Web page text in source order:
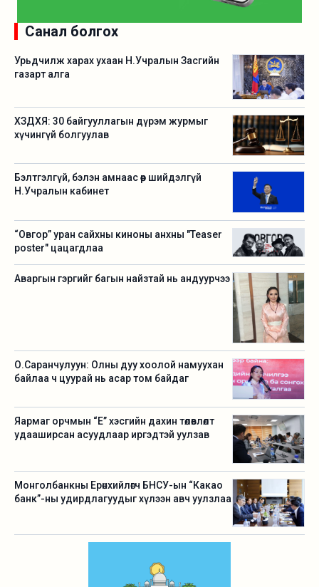
Санал болгох
Урьдчилж харах ухаан Н.Учралын Засгийн
газарт алга
ХЗДХЯ: 30 байгууллагын дүрэм журмыг
хүчингүй болгуулав
Бэлтгэлгүй, бэлэн амнаас өөр шийдэлгүй
Н.Учралын кабинет
“Овгор” уран сайхны киноны анхны "Teaser
poster" цацагдлаа
Аваргын гэргийг багын найзтай нь андуурчээ
О.Саранчулуун: Олны дуу хоолой намуухан
байлаа ч цуурай нь асар том байдаг
Яармаг орчмын “Е” хэсгийн дахин төлөвлөлт
удааширсан асуудлаар иргэдтэй уулзав
Монголбанкны Ерөнхийлөгч БНСУ-ын “Какао
банк”-ны удирдлагуудыг хүлээн авч уулзлаа